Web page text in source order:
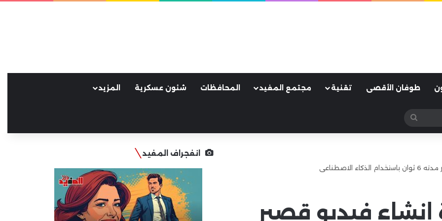
طوفان الأقصى تقنية مجتمع المفيد المحافظات شئون عسكرية المزيد
بحث
عن
فيديو قصير
انفجراف المفيد